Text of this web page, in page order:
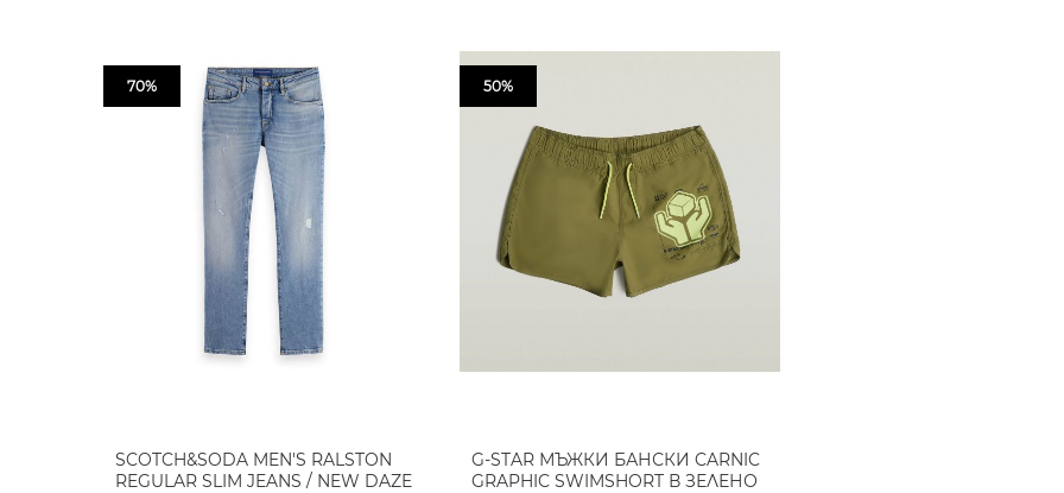
70%
SCOTCH&SODA MEN'S RALSTON
REGULAR SLIM JEANS / NEW DAZE
50%
G-STAR МЪЖКИ БАНСКИ CARNIC
GRAPHIC SWIMSHORT В ЗЕЛЕНО